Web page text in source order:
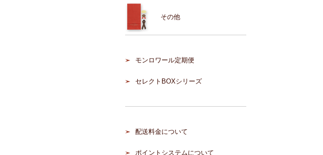
その他
モンロワール定期便
セレクトBOXシリーズ
配送料金について
ポイントシステムについて